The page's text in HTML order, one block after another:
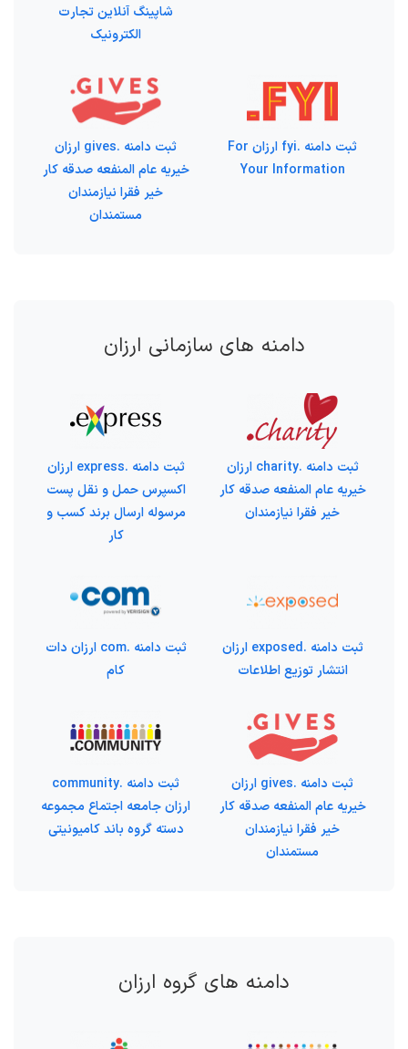
شاپینگ آنلاین تجارت
الکترونیک
ثبت دامنه .fyi ارزان For
Your Information
ثبت دامنه .gives ارزان
خیریه عام المنفعه صدقه کار
خیر فقرا نیازمندان
مستمندان
دامنه های سازمانی ارزان
ثبت دامنه .charity ارزان
خیریه عام المنفعه صدقه کار
خیر فقرا نیازمندان
ثبت دامنه .express ارزان
اکسپرس حمل و نقل پست
مرسوله ارسال برند کسب و
کار
ثبت دامنه .exposed ارزان
انتشار توزیع اطلاعات
ثبت دامنه .com ارزان دات
کام
ثبت دامنه .gives ارزان
خیریه عام المنفعه صدقه کار
خیر فقرا نیازمندان
مستمندان
ثبت دامنه .community
ارزان جامعه اجتماع مجموعه
دسته گروه باند کامیونیتی
دامنه های گروه ارزان